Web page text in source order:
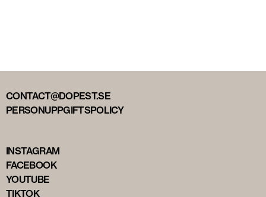
CONTACT@DOPEST.SE
PERSONUPPGIFTSPOLICY
INSTAGRAM
FACEBOOK
YOUTUBE
TIKTOK